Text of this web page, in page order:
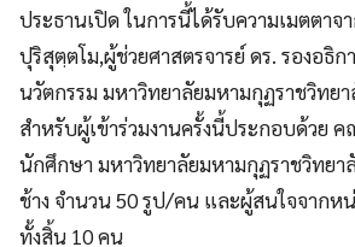
ประธานเปิด ในการนี้ได้รับความเมตตา
ปุริสุตฺตโม,ผู้ช่วยศาสตรจารย์ ดร. รองอธิ
นวัตกรรม มหาวิทยาลัยมหามกุฏราชวิทย
สำหรับผู้เข้าร่วมงานครั้งนี้ประกอบด้วย
นักศึกษา มหาวิทยาลัยมหามกุฏราชวิทยา
ช้าง จำนวน 50 รูป/คน และผู้สนใจจากห
ทั้งสิ้น 10 คน